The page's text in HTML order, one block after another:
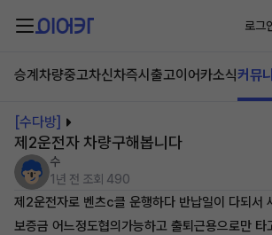
로그
승계차량중고차신차즉시출고이어카소식커뮤
[수다방]
제2운전자 차량구해봅니다
수
1년 전 조회 490
제2운전자로 벤츠c클 운행하다 반납일이 다되서
보증금 어느정도협의가능하고 출퇴근용으로만 타